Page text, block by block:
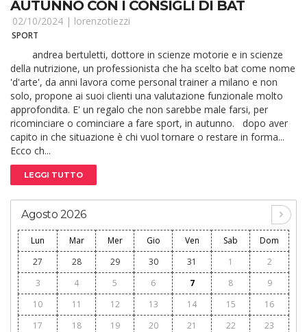
AUTUNNO CON I CONSIGLI DI BAT
02/10/2024 | lorenzotiezzi
SPORT
andrea bertuletti, dottore in scienze motorie e in scienze
della nutrizione, un professionista che ha scelto bat come nome
'd'arte', da anni lavora come personal trainer a milano e non
solo, propone ai suoi clienti una valutazione funzionale molto
approfondita. E' un regalo che non sarebbe male farsi, per
ricominciare o cominciare a fare sport, in autunno. dopo aver
capito in che situazione è chi vuol tornare o restare in forma...
Ecco ch...
LEGGI TUTTO
Agosto 2026
Lun Mar Mer Gio Ven Sab
Dom
27
28 29 30 31 1
2
3
4 5 6 7 8
9
10
11 12 13 14 15
16
17
18 19 20 21 22
23